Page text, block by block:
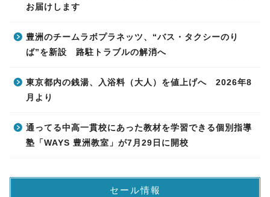
お届けします
豊洲のチームラボプラネッツ、“バス・タクシーのり
ば”を新設 路駐トラブルの解消へ
東京都内の銭湯、入浴料（大人）を値上げへ 2026年8
月より
通ってる中高一貫校にあった教材を学習できる個別指導
塾「WAYS 豊洲教室」が7月29日に開校
セール情報